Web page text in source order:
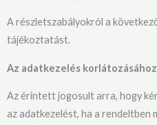
A részletszabályokról a
tájékoztatást.
Az adatkezelés
Az érintett jogosult arra, hogy
az adatkezelést, ha a